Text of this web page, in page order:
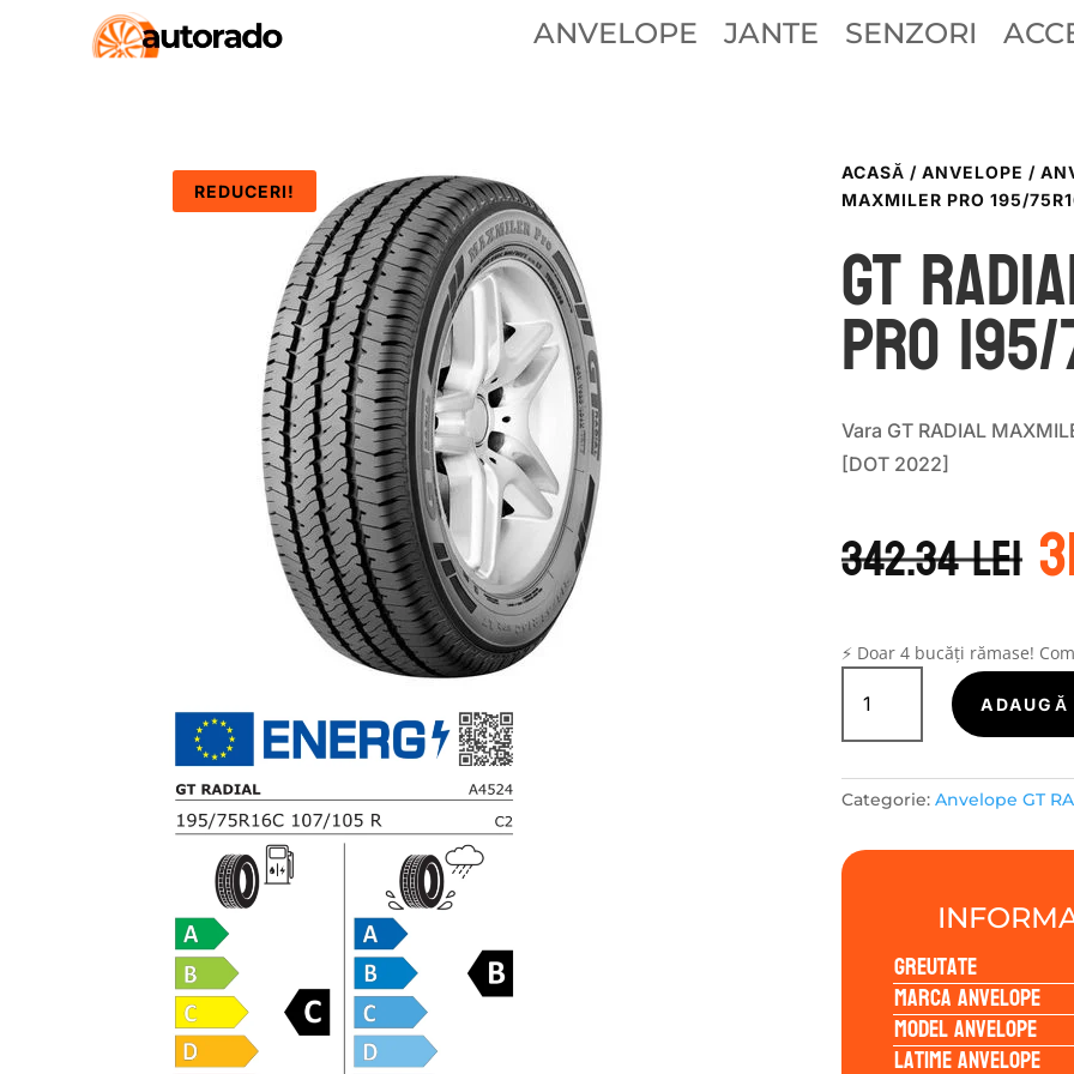
ANVELOPE JANTE SENZORI
REDUCERI!
ACASĂ / ANVELOPE /
MAXMILER PRO 195/
GT
PRO
Vara GT RADIAL
[DOT 2022]
342.34leia
⚡ Doar 4 bucăți rămase!
Cantitate
GT
Radial
PRO
195/75R16
107/105R
ADAUGĂ
Categorie: Anvelope GT
Greutate
Marca anvelope
Model anvelope
Latime anvelope